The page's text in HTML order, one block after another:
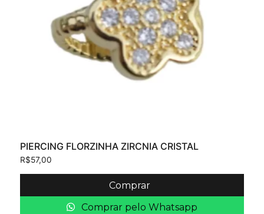
PIERCING FLORZINHA ZIRCNIA CRISTAL
R$57,00
Comprar
Comprar pelo Whatsapp